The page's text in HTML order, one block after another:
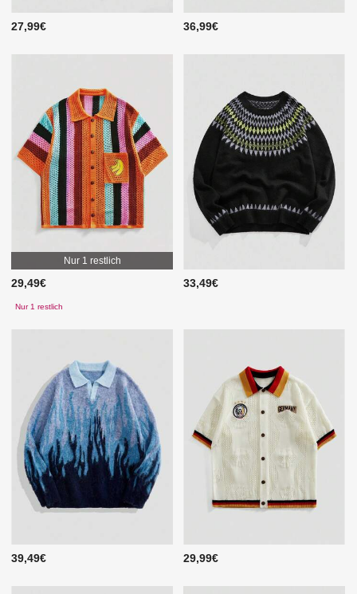
27,99€ 36,99€
Nur 1 restlich
29,49€
Nur 1 restlich
33,49€
39,49€ 29,99€